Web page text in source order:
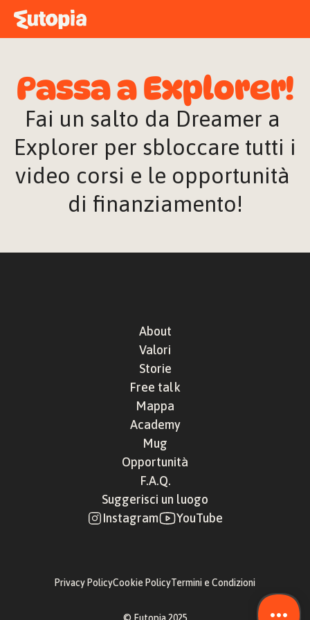
STORIE
FREE TALK
ACCEDI
Passa a Explorer!
Fai un salto da Dreamer a
Explorer per sbloccare tutti i
video corsi e le opportunità
di finanziamento!
About
Valori
Storie
Free talk
Mappa
Academy
Mug
Opportunità
F.A.Q.
Suggerisci un luogo
Instagram
YouTube
Privacy PolicyCookie PolicyTermini e Condizioni